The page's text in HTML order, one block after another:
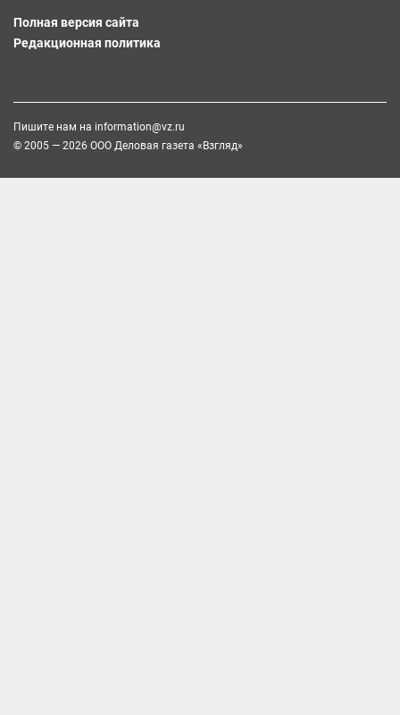
Полная версия сайта
Редакционная политика
Пишите нам на information@vz.ru
© 2005 — 2026 ООО Деловая газета «Взгляд»